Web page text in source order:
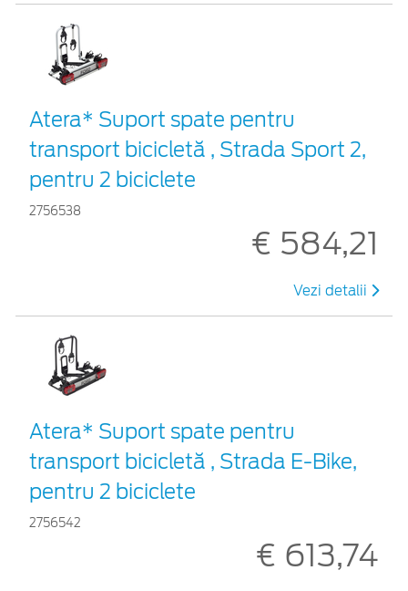
Atera* Suport spate pentru
transport bicicletă , Strada Sport 2,
pentru 2 biciclete
2756538
€ 584,21
Vezi detalii
Atera* Suport spate pentru
transport bicicletă , Strada E-Bike,
pentru 2 biciclete
2756542
€ 613,74